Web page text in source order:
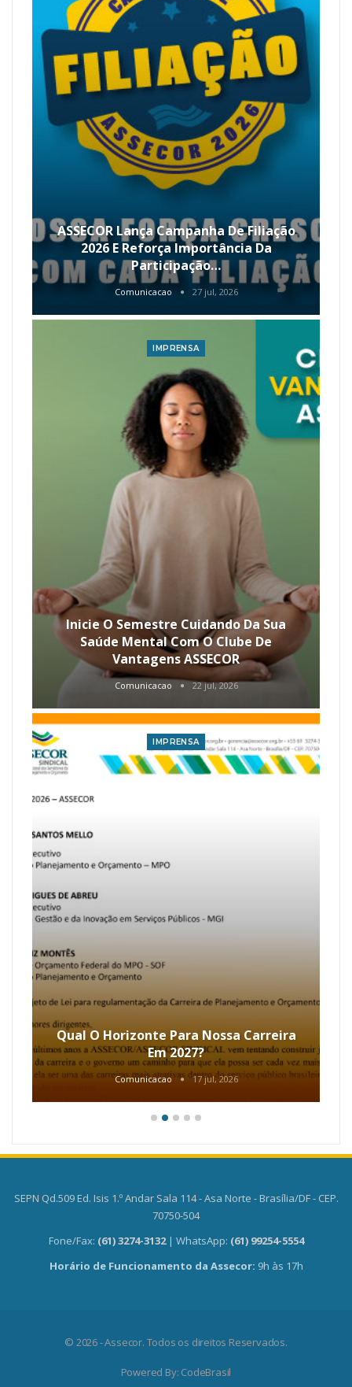
ASSECOR Lança Campanha De Filiação
2026 E Reforça Importância Da
Participação…
Comunicacao 27 jul, 2026
IMPRENSA
Inicie O Semestre Cuidando Da Sua
Saúde Mental Com O Clube De
Vantagens ASSECOR
Comunicacao 22 jul, 2026
IMPRENSA
Qual O Horizonte Para Nossa Carreira
Em 2027?
Comunicacao 17 jul, 2026
SEPN Qd.509 Ed. Isis 1.º Andar Sala 114 - Asa Norte - Brasília/DF - CEP.
70750-504
Fone/Fax: (61) 3274-3132 | WhatsApp: (61) 99254-5554
Horário de Funcionamento da Assecor: 9h às 17h
© 2026 - Assecor. Todos os direitos Reservados.
Powered By: CodeBrasil